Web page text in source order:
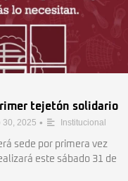
tejetón solidario
30, 2025 • Institucional
sede por primera vez
este sábado 31 de